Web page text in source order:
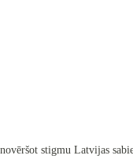
stigmu Latvijas